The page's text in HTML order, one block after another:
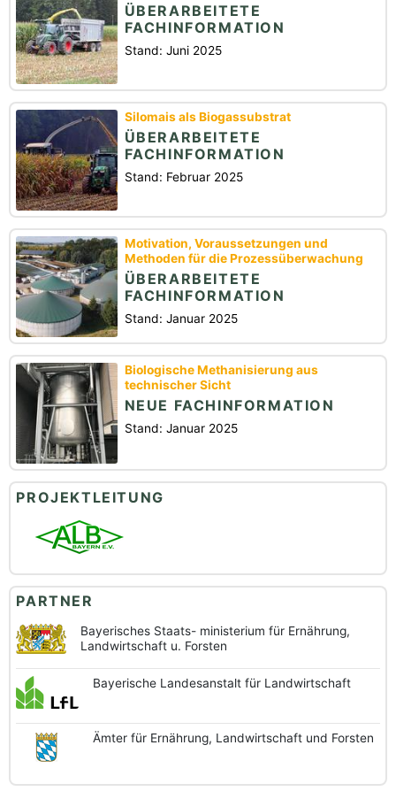
ÜBERARBEITETE
FACHINFORMATION
Stand: Juni 2025
Silomais als Biogassubstrat
ÜBERARBEITETE
FACHINFORMATION
Stand: Februar 2025
Motivation, Voraussetzungen und
Methoden für die Prozessüberwachung
ÜBERARBEITETE
FACHINFORMATION
Stand: Januar 2025
Biologische Methanisierung aus
technischer Sicht
NEUE FACHINFORMATION
Stand: Januar 2025
PROJEKTLEITUNG
PARTNER
Bayerisches Staats- ministerium für Ernährung,
Landwirtschaft u. Forsten
Bayerische Landesanstaltfür Landwirtschaft
Ämter für Ernährung, Landwirtschaft und Forsten